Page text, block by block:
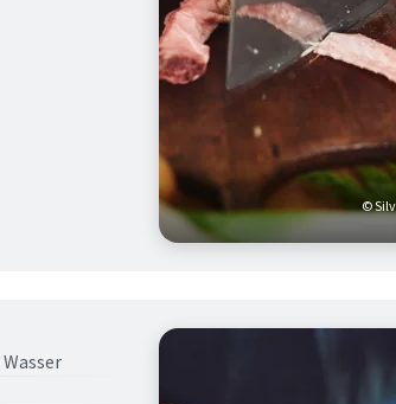
©
Wasser